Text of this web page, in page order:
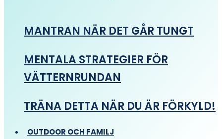
MANTRAN NÄR DET GÅR TUNGT
MENTALA STRATEGIER FÖR
VÄTTERNRUNDAN
TRÄNA DETTA NÄR DU ÄR FÖRKYLD!
OUTDOOR OCH FAMILJ